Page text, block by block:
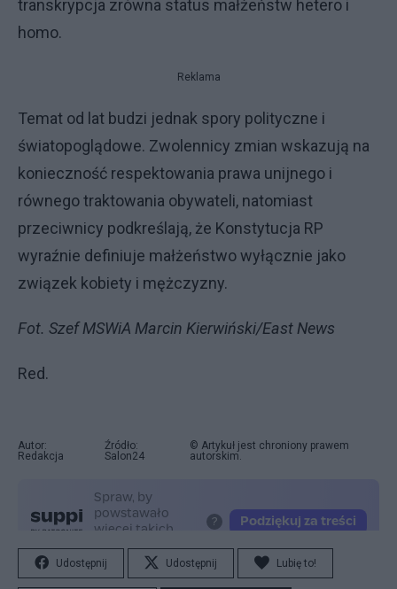
transkrypcja zrówna status małżeństw hetero i
homo.
Reklama
Temat od lat budzi jednak spory polityczne i
światopoglądowe. Zwolennicy zmian wskazują na
konieczność respektowania prawa unijnego i
równego traktowania obywateli, natomiast
przeciwnicy podkreślają, że Konstytucja RP
wyraźnie definiuje małżeństwo wyłącznie jako
związek kobiety i mężczyzny.
Fot. Szef MSWiA Marcin Kierwiński/East News
Red.
Autor:
Redakcja
Źródło:
Salon24
© Artykuł jest chroniony prawem
autorskim.
Udostępnij Udostępnij Lubię to!